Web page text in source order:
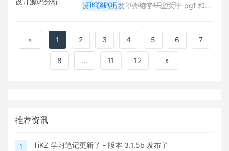
设计源码出发，介绍了一些关于 pgf 和
pgf 绘图部分弄懂，就可以无障碍地读完
整篇文档了。（作者邮箱联系不到，若是
作者看到文章请联系我们）</p>
TiKZ&PGF 2019年04月26日
« 1 2 3 4 5 6 7
8 ... 11 12 »
推荐资讯
1 TiKZ 学习笔记更新了 - 版本 3.1.5b 发布了